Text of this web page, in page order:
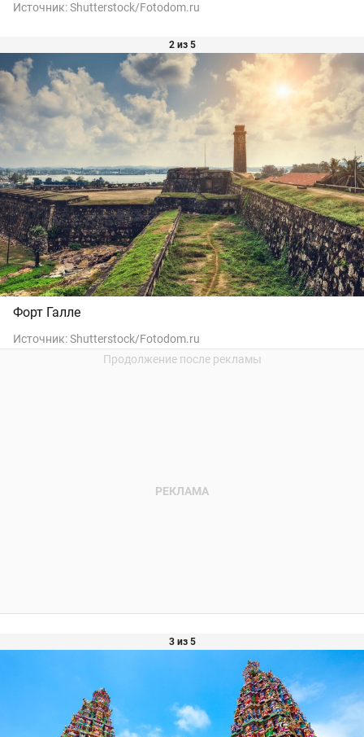
Источник:Shutterstock/Fotodom.ru
2 из 5
Форт Галле
Источник:Shutterstock/Fotodom.ru
3 из 5